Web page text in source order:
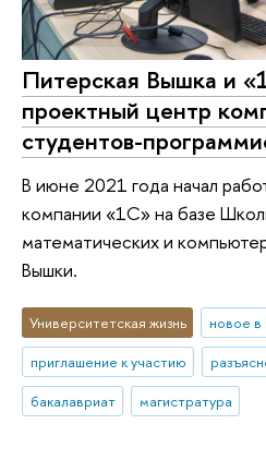
Питерская Вышка и
проектный центр
студентов-
В июне 2021 года начал
компании «1С» на базе
математических и
Вышки.
Университетская жизнь новое
приглашение к участию
бакалавриат
магистратура